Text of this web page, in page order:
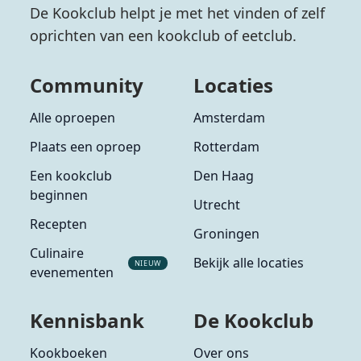
De Kookclub helpt je met het vinden of zelf
oprichten van een kookclub of eetclub.
Community
Alle oproepen
Plaats een oproep
Een kookclub
beginnen
Recepten
Culinaire
evenementen
NIEUW
Locaties
Amsterdam
Rotterdam
Den Haag
Utrecht
Groningen
Bekijk alle locaties
Kennisbank
Kookboeken
De Kookclub
Over ons